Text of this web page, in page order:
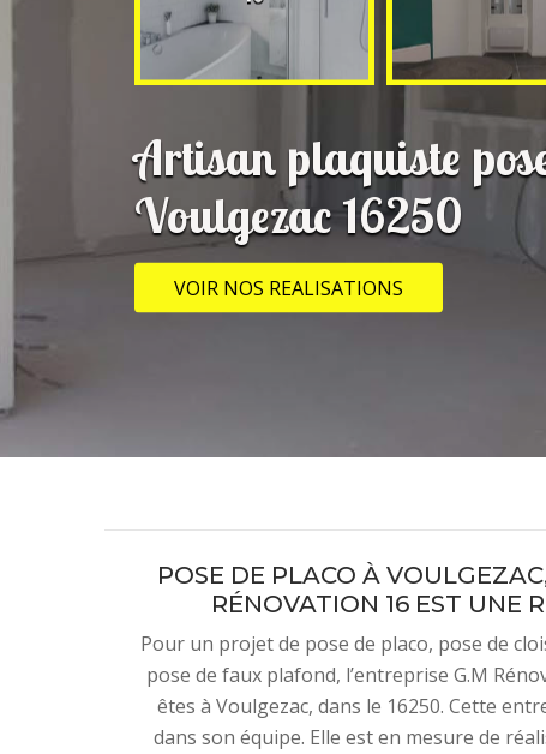
Artisan plaquiste
Voulgezac 16250
VOIR NOS REALISATIONS
POSE DE PLACO À
RÉNOVATION 16 EST UNE
Pour un projet de pose de placo, pose de
pose de faux plafond, l’entreprise G.M
êtes à Voulgezac, dans le 16250. Cette
dans son équipe. Elle est en mesure de